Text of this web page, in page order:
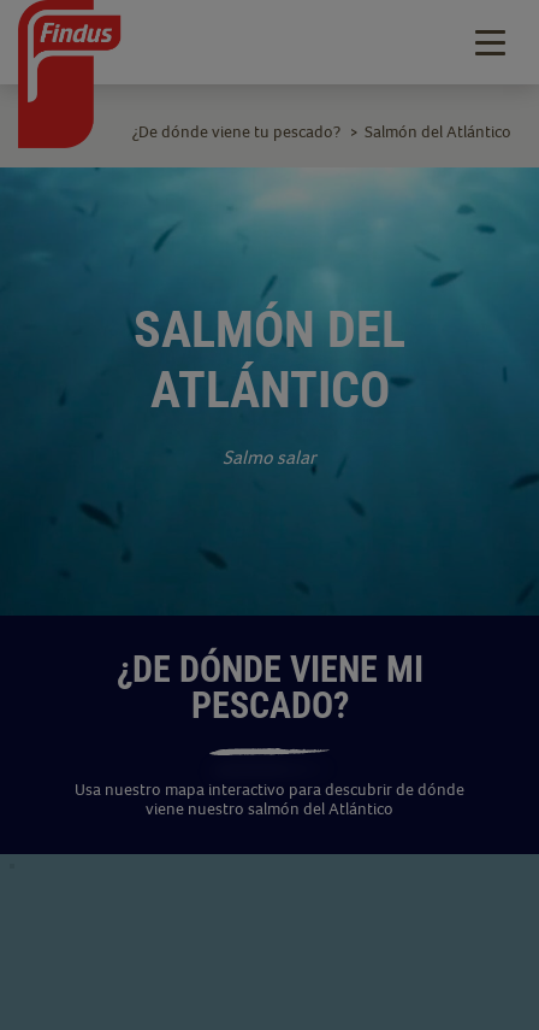
SALMÓN DEL
ATLÁNTICO
Salmo salar
¿DE DÓNDE VIENE MI
PESCADO?
Usa nuestro mapa interactivo para descubrir de dónde
viene nuestro salmón del Atlántico
¿De dónde viene tu pescado? > Salmón del Atlántico